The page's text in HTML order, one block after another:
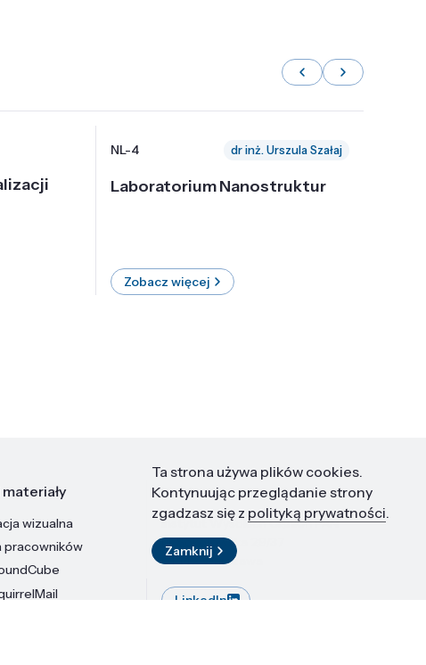
NL-4 dr inż. Urszula Szałaj
Laboratorium Nanostruktur
Zobacz więcej
wizualna
pracowników
Kontakt
Instytut Wysokich Ciśnień PAN
ul. Sokołowska 29/37
01-142 Warszawa
LinkedIn
Ta strona używa plików cookies.
Kontynuując przeglądanie strony
zgadzasz się z polityką prywatności.
Zamknij